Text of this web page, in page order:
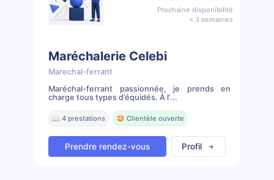
Prochaine disponibilité
< 3 semaines
Maréchalerie Celebi
Marechal-ferrant
Maréchal-ferrant passionnée, je prends en
charge tous types d’équidés. À l’...
📖 4 prestations 🤩 Clientèle ouverte
Prendre rendez-vous Profil